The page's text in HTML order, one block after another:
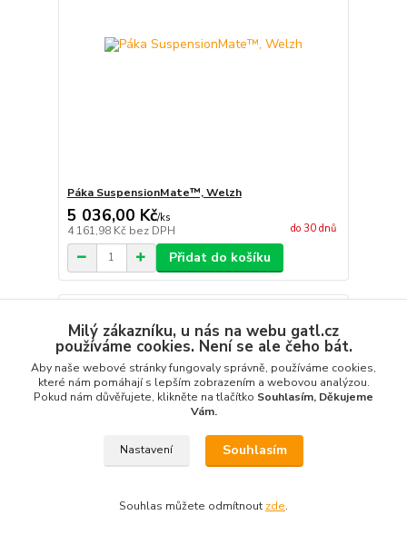
Páka SuspensionMate™, Welzh
5 036,00 Kč/ks
4 161,98 Kč bez DPH do 30 dnů
Přidat do košíku
Milý zákazníku, u nás na webu gatl.cz
používáme cookies. Není se ale čeho bát.
Aby naše webové stránky fungovaly správně, používáme cookies,
které nám pomáhají s lepším zobrazením a webovou analýzou.
Pokud nám důvěřujete, klikněte na tlačítko Souhlasím, Děkujeme
Vám.
Nastavení Souhlasím
Souhlas můžete odmítnout zde.